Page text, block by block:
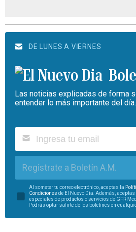
DE LUNES A VIERNES
Las noticias explicadas de forma
entender lo más importante del día.
Regístrate a Boletín A.M.
Al someter tu correo electrónico, aceptas la
Condiciones de El Nuevo Día. Además,
especiales de productos o servicios de GFR
Podrás optar salirte de los boletines en